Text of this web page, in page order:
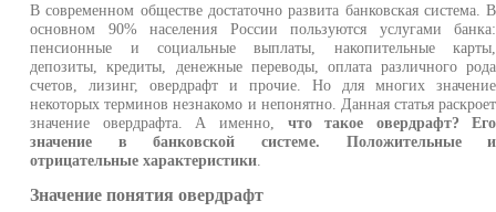
В современном обществе достаточно развита банковская система. В
основном 90% населения России пользуются услугами банка:
пенсионные и социальные выплаты, накопительные карты,
депозиты, кредиты, денежные переводы, оплата различного рода
счетов, лизинг, овердрафт и прочие. Но для многих значение
некоторых терминов незнакомо и непонятно. Данная статья раскроет
значение овердрафта. А именно, что такое овердрафт? Его
значение в банковской системе. Положительные и
отрицательные характеристики.
Значение понятия овердрафт